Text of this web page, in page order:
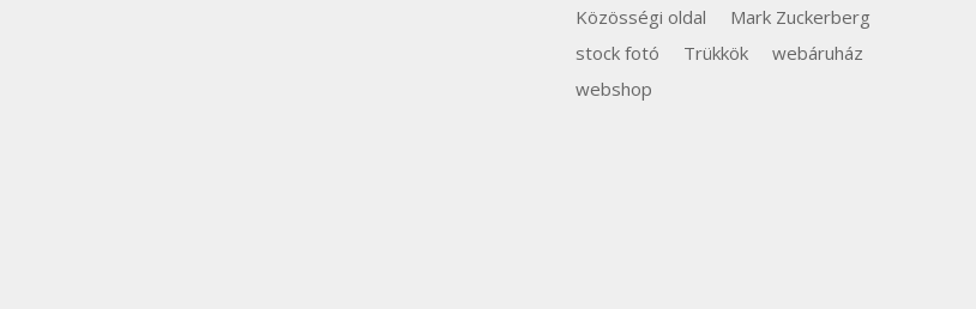
Közösségi oldal
Mark Zuckerberg
stock fotó
Trükkök
webáruház
webshop